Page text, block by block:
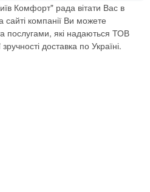
Комфорт" рада вітати Вас в
компанії Ви можете
послугами, які надаються ТОВ
доставка по Україні.